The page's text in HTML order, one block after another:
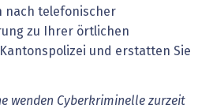
nach telefonischer
zu Ihrer örtlichen
und erstatten Sie
wenden Cyberkriminelle zurzeit